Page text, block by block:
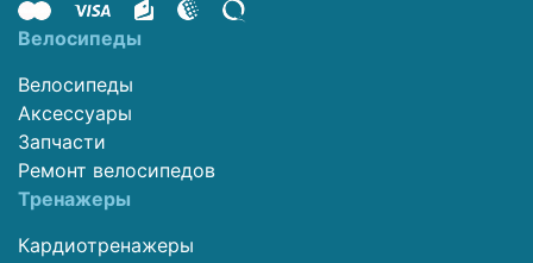
Велосипеды
Велосипеды
Аксессуары
Запчасти
Ремонт велосипедов
Тренажеры
Кардиотренажеры